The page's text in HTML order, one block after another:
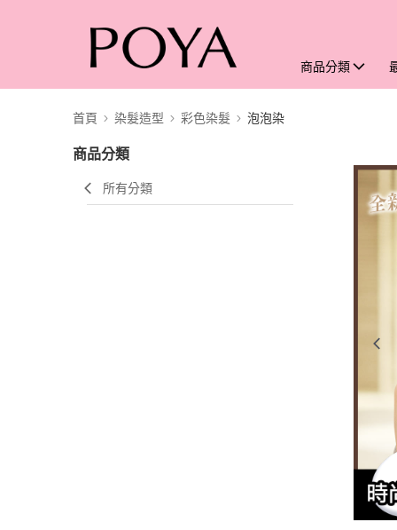
商品分類
首頁 染髮造型 彩色染髮 泡泡染
商品分類
所有分類